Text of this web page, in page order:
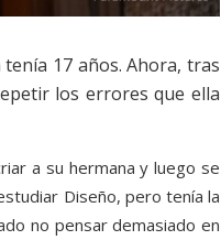
17 años. Ahora, tras
los errores que ella
a su hermana y luego se
Diseño, pero tenía la
no pensar demasiado en